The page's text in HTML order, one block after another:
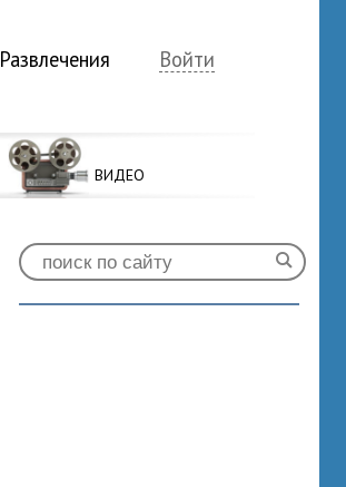
Развлечения Войти
ВИДЕО